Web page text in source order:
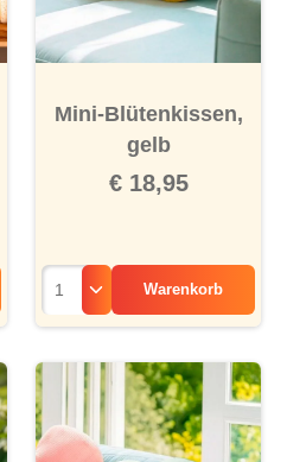
Mini-Blütenkissen,
gelb
€ 18,95
Warenkorb